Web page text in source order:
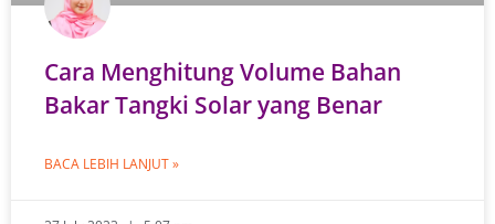
Cara Menghitung Volume Bahan
Bakar Tangki Solar yang Benar
BACA LEBIH LANJUT »